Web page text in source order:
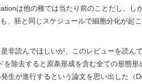
は他の種では当たり前のことだし、し
、胚と同じスケジュールで細胞分化が起
非読んでほしいが、このレビューを読ん
を除去すると原条形成を含む全ての形態
発生が進行するという論文を思い出した